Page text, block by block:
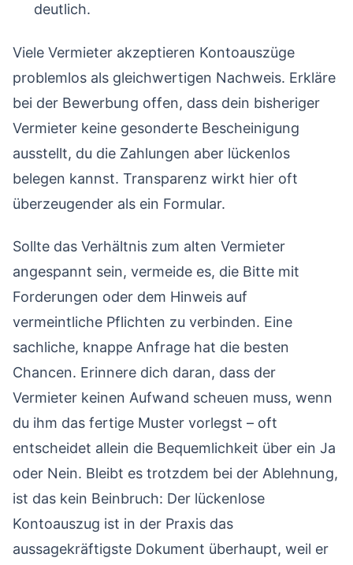
deutlich.
Viele Vermieter akzeptieren Kontoauszüge
problemlos als gleichwertigen Nachweis. Erkläre
bei der Bewerbung offen, dass dein bisheriger
Vermieter keine gesonderte Bescheinigung
ausstellt, du die Zahlungen aber lückenlos
belegen kannst. Transparenz wirkt hier oft
überzeugender als ein Formular.
Sollte das Verhältnis zum alten Vermieter
angespannt sein, vermeide es, die Bitte mit
Forderungen oder dem Hinweis auf
vermeintliche Pflichten zu verbinden. Eine
sachliche, knappe Anfrage hat die besten
Chancen. Erinnere dich daran, dass der
Vermieter keinen Aufwand scheuen muss, wenn
du ihm das fertige Muster vorlegst – oft
entscheidet allein die Bequemlichkeit über ein Ja
oder Nein. Bleibt es trotzdem bei der Ablehnung,
ist das kein Beinbruch: Der lückenlose
Kontoauszug ist in der Praxis das
aussagekräftigste Dokument überhaupt, weil er